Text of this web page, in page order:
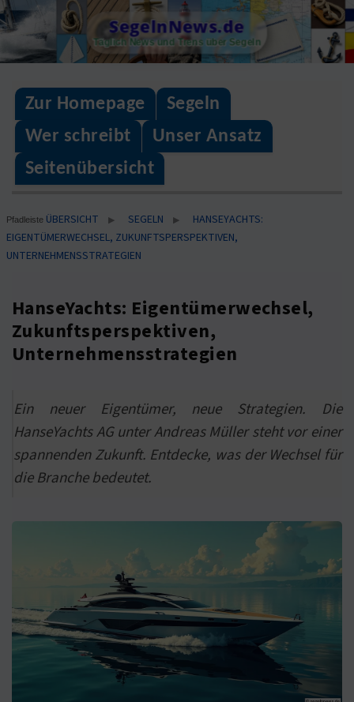
Skip
to
content
SegelnNews.de
Täglich News und Trens über Segeln
Zur Homepage
Segeln
Wer schreibt
Unser Ansatz
Seitenübersicht
Pfadleiste ÜBERSICHT ▶ SEGELN ▶
HANSEYACHTS:
EIGENTÜMERWECHSEL, ZUKUNFTSPERSPEKTIVEN,
UNTERNEHMENSSTRATEGIEN
HanseYachts: Eigentümerwechsel,
Zukunftsperspektiven,
Unternehmensstrategien
Ein neuer Eigentümer, neue Strategien. Die
HanseYachts AG unter Andreas Müller steht vor einer
spannenden Zukunft. Entdecke, was der Wechsel für
die Branche bedeutet.